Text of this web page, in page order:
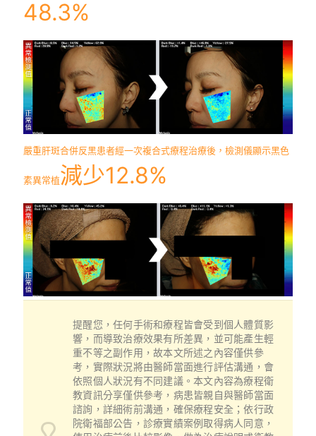
48.3%
嚴重肝斑合併反黑患者經一次複合式療程治療後，檢測儀顯示黑色
素異常植減少12.8%
提醒您，任何手術和療程皆會受到個人體質影
響，而導致治療效果有所差異，並可能產生輕
重不等之副作用，故本文所述之內容僅供參
考，實際狀況將由醫師當面進行評估溝通，會
依照個人狀況有不同建議。本文內容為療程衛
教資訊分享僅供參考，病患皆親自與醫師當面
諮詢，詳細術前溝通，確保療程安全；依行政
院衛福部公告，診療實績案例取得病人同意，